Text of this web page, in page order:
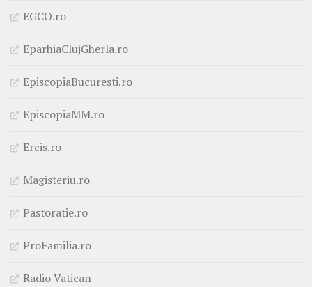
EGCO.ro
EparhiaClujGherla.ro
EpiscopiaBucuresti.ro
EpiscopiaMM.ro
Ercis.ro
Magisteriu.ro
Pastoratie.ro
ProFamilia.ro
Radio Vatican